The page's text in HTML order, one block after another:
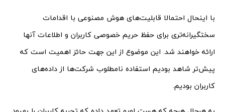
با اینحال احتمالا قابلیت‌های هوش مصنوعی با اقدامات
سختگیرانه‌تری برای حفظ حریم خصوصی کاربران و اطلاعات آنها
ارائه خواهند شد. این موضوع از این جهت حائز اهمیت است که
پیش‌تر شاهد بودیم استفاده نامطلوب شرکت‌ها از داده‌های
کاربران بودیم.